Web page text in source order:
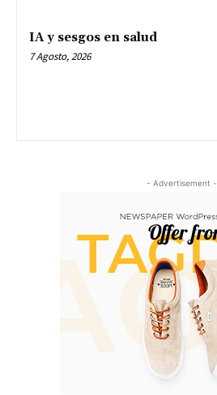
IA y sesgos en salud
7 Agosto, 2026
- Advertisement -